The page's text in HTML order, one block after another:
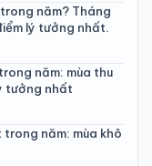
năm? Tháng
lý tưởng nhất.
năm: mùa thu
tưởng nhất
năm: mùa khô